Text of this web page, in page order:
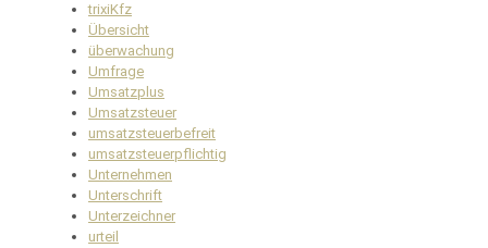
trixiKfz
Übersicht
überwachung
Umfrage
Umsatzplus
Umsatzsteuer
umsatzsteuerbefreit
umsatzsteuerpflichtig
Unternehmen
Unterschrift
Unterzeichner
urteil